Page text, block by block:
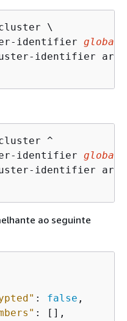
cluster \
identifier
identifier
cluster ^
identifier
identifier
ao seguinte
: false ,
: [],